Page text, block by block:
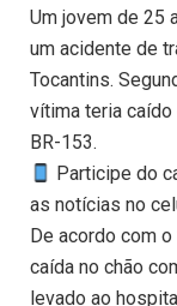
Um jovem de 25
um acidente de
Tocantins.
vítima teria
BR-153.
Participe do
as notícias no
De acordo com
caída no chão
levado ao